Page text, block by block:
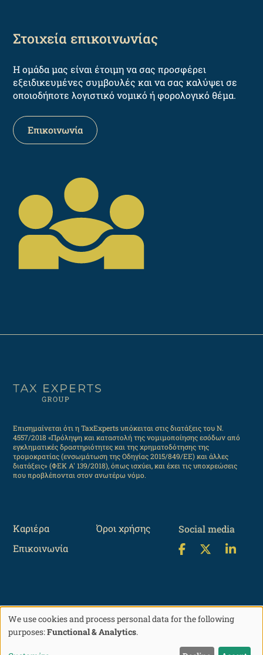
Στοιχεία επικοινωνίας
Η ομάδα μας είναι έτοιμη να σας προσφέρει
εξειδικευμένες συμβουλές και να σας καλύψει σε
οποιοδήποτε λογιστικό νομικό ή φορολογικό θέμα.
Επικοινωνία
Επισημαίνεται ότι η TaxExperts υπόκειται στις διατάξεις του Ν.
4557/2018 «Πρόληψη και καταστολή της νομιμοποίησης εσόδων από
εγκληματικές δραστηριότητες και της χρηματοδότησης της
τρομοκρατίας (ενσωμάτωση της Οδηγίας 2015/849/ΕΕ) και άλλες
διατάξεις» (ΦΕΚ Α' 139/2018), όπως ισχύει, και έχει τις υποχρεώσεις
που προβλέπονται στον ανωτέρω νόμο.
Καριέρα
Επικοινωνία
Όροι χρήσης Social media
©2004-2026 TaxExperts, All rights reserved
Use
of
We use cookies and process personal data for the following
purposes:Functional & Analytics.